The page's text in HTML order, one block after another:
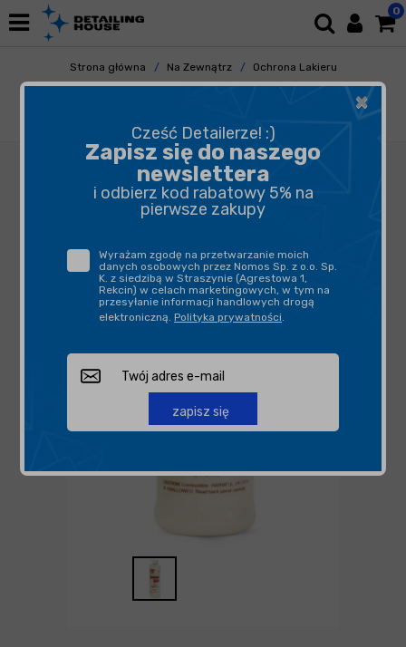
0
Strona główna Na Zewnątrz
Ochrona Lakieru
Woski
×
Cześć Detailerze! :)
Zapisz się do naszego
newslettera
i odbierz kod rabatowy 5% na
pierwsze zakupy
Wyrażam zgodę na przetwarzanie moich
danych osobowych przez Nomos Sp. z o.o. Sp.
K. z siedzibą w Straszynie (Agrestowa 1,
Rekcin) w celach marketingowych, w tym na
przesyłanie informacji handlowych drogą
elektroniczną. Polityka prywatności.
zapisz się